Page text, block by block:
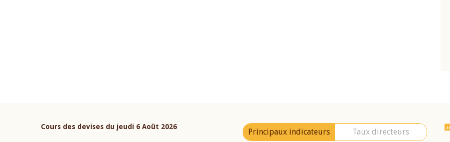
Cours des devises du jeudi 6 Août 2026
Principaux indicateurs Taux directeurs